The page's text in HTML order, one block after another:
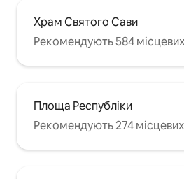
Храм Святого Сави
Рекомендують 584
Площа Республіки
Рекомендують 274